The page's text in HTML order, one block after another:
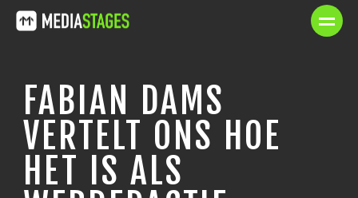
FABIAN DAMS
VERTELT ONS HOE
HET IS ALS